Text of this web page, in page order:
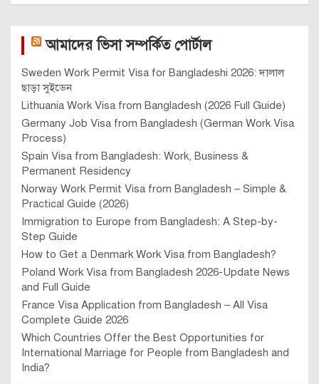
আমাদের ভিসা সম্পর্কিত পোর্টাল
Sweden Work Permit Visa for Bangladeshi 2026: দালাল
ছাড়া সুইডেন
Lithuania Work Visa from Bangladesh (2026 Full Guide)
Germany Job Visa from Bangladesh (German Work Visa
Process)
Spain Visa from Bangladesh: Work, Business &
Permanent Residency
Norway Work Permit Visa from Bangladesh – Simple &
Practical Guide (2026)
Immigration to Europe from Bangladesh: A Step-by-
Step Guide
How to Get a Denmark Work Visa from Bangladesh?
Poland Work Visa from Bangladesh 2026-Update News
and Full Guide
France Visa Application from Bangladesh – All Visa
Complete Guide 2026
Which Countries Offer the Best Opportunities for
International Marriage for People from Bangladesh and
India?